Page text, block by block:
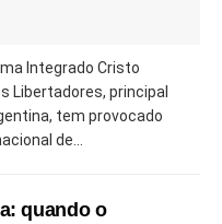
Integrado Cristo
Libertadores, principal
tem provocado
de...
quando o